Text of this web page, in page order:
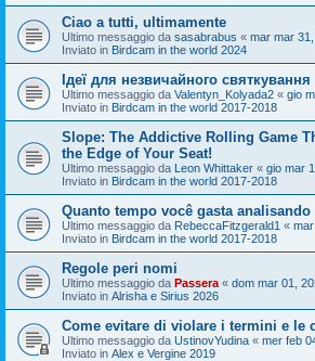
Ciao a tutti, ultimamente
Ultimo messaggio da sasabrabus « mar mar
Inviato in Birdcam in the world 2024
Ідеї для незвичайного
Ultimo messaggio da Valentyn_Kolyada2 « gio
Inviato in Birdcam in the world 2017-2018
Slope: The Addictive Rolling Game
the Edge of Your Seat!
Ultimo messaggio da Leon Whittaker « gio mar
Inviato in Birdcam in the world 2017-2018
Quanto tempo você gasta analisando
Ultimo messaggio da RebeccaFitzgerald1 «
Inviato in Birdcam in the world 2017-2018
Regole peri nomi
Ultimo messaggio da Passera « dom mar 01,
Inviato in Alrisha e Sirius 2026
Come evitare di violare i termini e le
Ultimo messaggio da UstinovYudina « mer feb
Inviato in Alex e Vergine 2019